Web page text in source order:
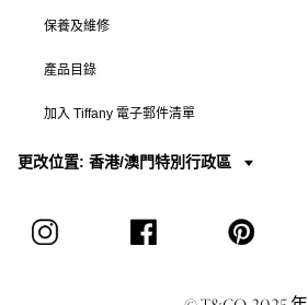
保養及維修
產品目錄
加入 Tiffany 電子郵件清單
更改位置: 香港/澳門特別行政區